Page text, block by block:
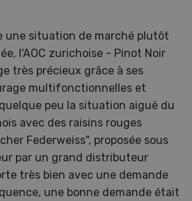
une situation de marché plutôt
l'AOC zurichoise - Pinot Noir
très précieux grâce à ses
multifonctionnelles et
peu la situation aiguë du
avec des raisins rouges
Federweiss", proposée sous
par un grand distributeur
très bien avec une demande
une bonne demande était